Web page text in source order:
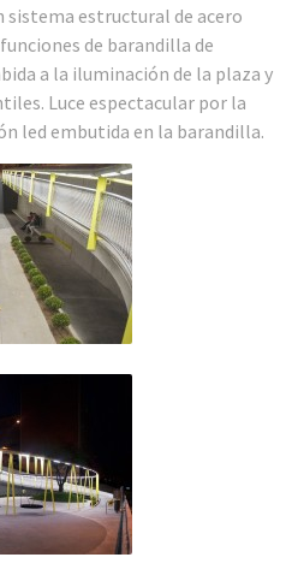
sistema estructural de acero
de barandilla de
a la iluminación de la plaza y
Luce espectacular por la
led embutida en la barandilla.